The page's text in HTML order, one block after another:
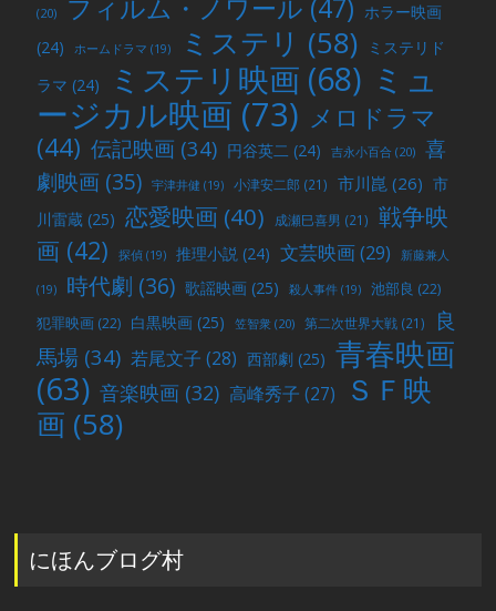
(20) フィルム・ノワール (47) ホラー映画
(24)
ホームドラマ (19) ミステリ (58)
ミステリド
ラマ (24) ミステリ映画 (68) ミュ
ージカル映画 (73) メロドラマ
(44) 伝記映画 (34) 円谷英二 (24) 吉永小百合 (20)
喜
劇映画 (35) 宇津井健 (19) 小津安二郎 (21) 市川崑 (26) 市
川雷蔵 (25) 恋愛映画 (40) 成瀬巳喜男 (21)
戦争映
画 (42) 探偵 (19) 推理小説 (24) 文芸映画(29) 新藤兼人
(19) 時代劇 (36) 歌謡映画 (25) 殺人事件 (19) 池部良 (22)
犯罪映画 (22) 白黒映画 (25) 笠智衆 (20) 第二次世界大戦 (21)
良
馬場 (34) 若尾文子 (28) 西部劇 (25) 青春映画
(63) 音楽映画 (32) 高峰秀子 (27)
ＳＦ映
画 (58)
にほんブログ村